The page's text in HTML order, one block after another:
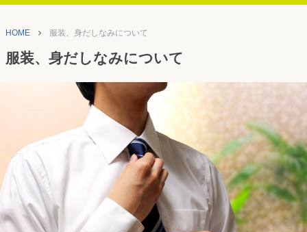
HOME 服装、身だしなみについて
服装、身だしなみについて